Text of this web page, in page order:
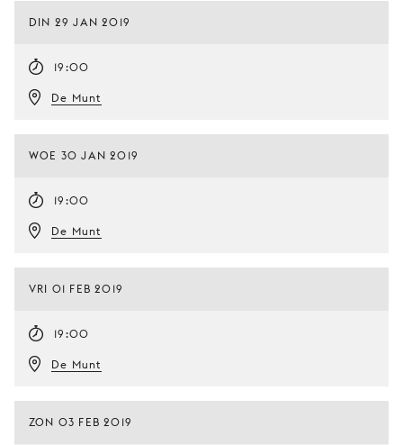
DIN 29 JAN 2019
19:00
De Munt
WOE 30 JAN 2019
19:00
De Munt
VRI 01 FEB 2019
19:00
De Munt
ZON 03 FEB 2019